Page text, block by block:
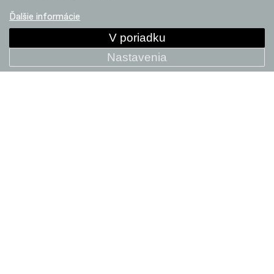
Ďalšie informácie
V poriadku
Nastavenia